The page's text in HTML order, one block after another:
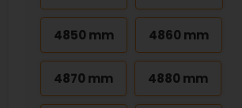
4850 mm 4860 mm
4870 mm 4880 mm